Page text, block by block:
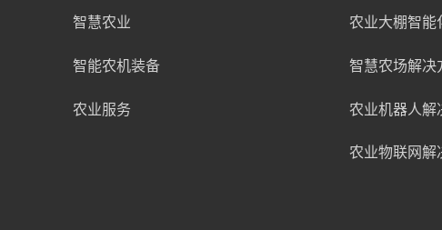
智慧农业
智能农机装备
农业服务
农业大棚智能
智慧农场解决
农业机器人解
农业物联网解